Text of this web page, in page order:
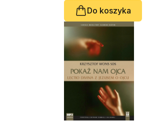
Do koszyka